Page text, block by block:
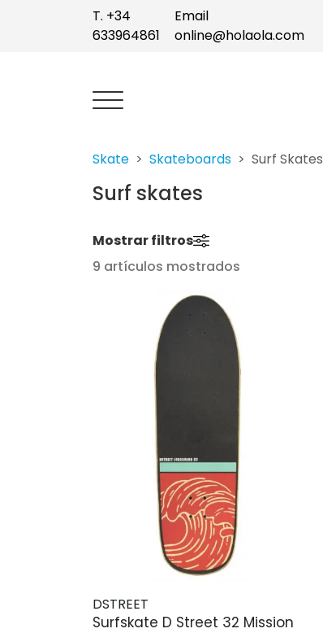
T. +34
633964861
Email
online@holaola.com
Skate Skateboards Surf Skates
Surf skates
Mostrar filtros
9 artículos mostrados
DSTREET
Surfskate D Street 32 Mission